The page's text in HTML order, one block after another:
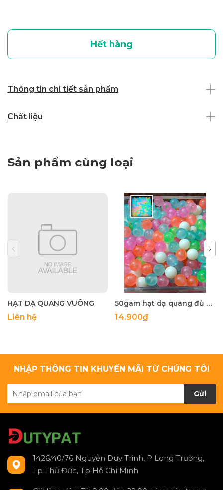
Hết hàng
Thông tin chi tiết sản phẩm
Chất liệu
Sản phẩm cùng loại
HẠT DẠ QUANG VUÔNG
Liên hệ
50gam hạt dạ quang đủ màu 6mm, 8mm, 10mm, 12mm, hạt nhựa tròn
14.900₫
NHẬP THÔNG TIN KHUYẾN MÃI TỪ CHÚNG TÔI
Gửi
1426/40/76 Nguyễn Duy Trinh, P Long Trường,
Tp Thủ Đức, Tp Hồ Chí Minh